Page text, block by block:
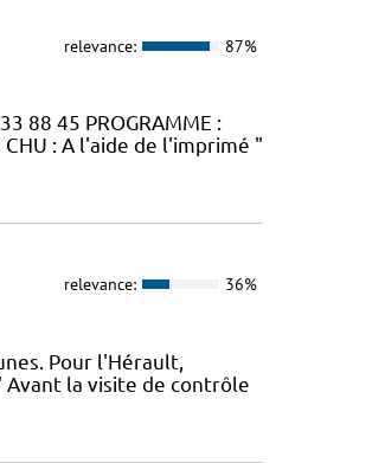
relevance: 87%
88 45 PROGRAMME :
: A l'aide de l'imprimé "
relevance: 36%
Pour l'Hérault,
la visite de contrôle